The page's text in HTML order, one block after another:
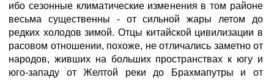
ибо сезонные климатические изменения в том районе
весьма существенны - от сильной жары летом до
редких холодов зимой. Отцы китайской цивилизации в
расовом отношении, похоже, не отличались заметно от
народов, живших на больших пространствах к югу и
юго-западу от Желтой реки до Брахмапутры и от